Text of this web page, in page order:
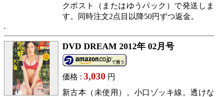
クポスト（またはゆうパック）で発送しま
す。同時注文2点目以降50円ずつ返金。
DVD DREAM 2012年 02月号
価格 : 3,030 円
新古本（未使用）。小口ゾッキ線。透けな